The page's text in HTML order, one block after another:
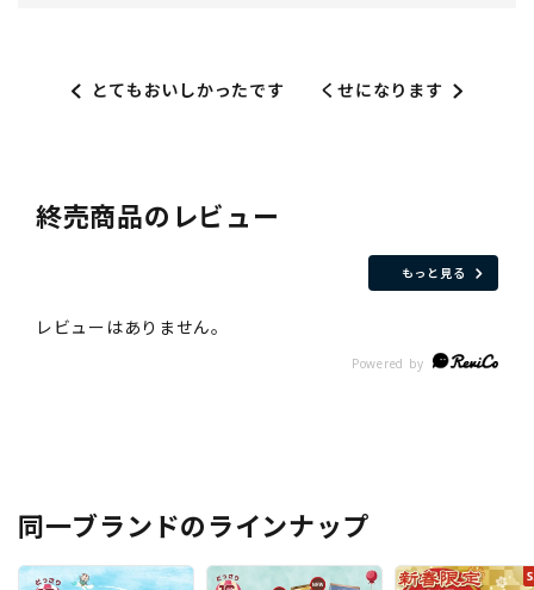
とてもおいしかったです くせになります
終売商品のレビュー
もっと見る
同一ブランドのラインナップ